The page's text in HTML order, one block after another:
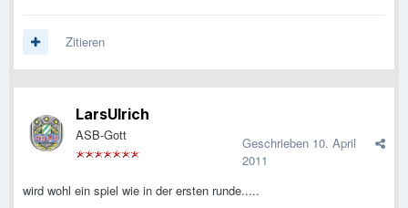
Zitieren
LarsUlrich
ASB-Gott Geschrieben 10. April
2011
wird wohl ein spiel wie in der ersten runde.....